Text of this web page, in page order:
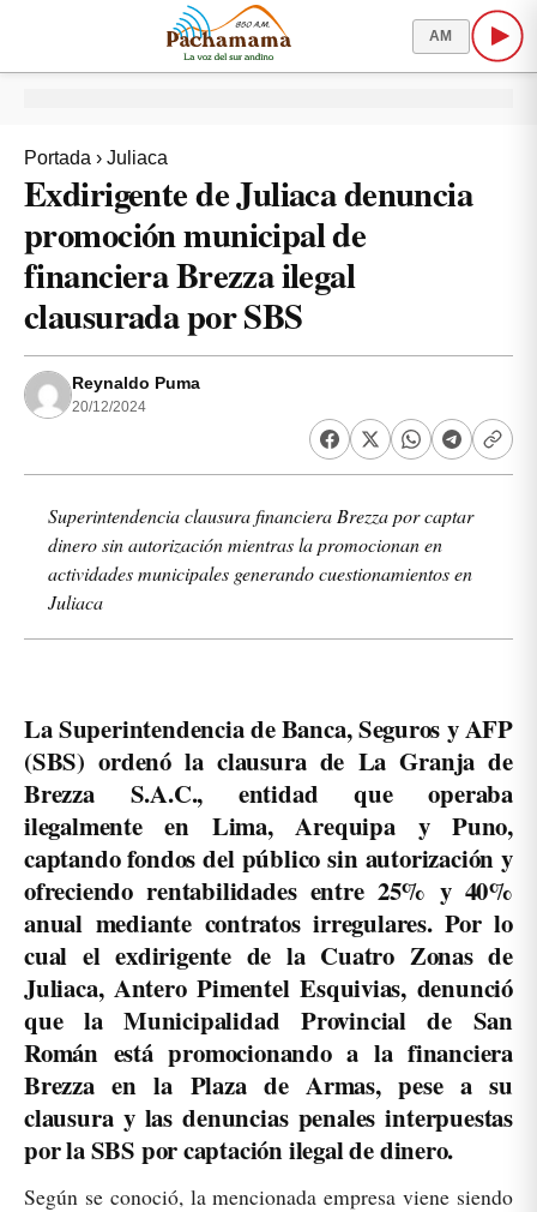
AM
Portada › Juliaca
Exdirigente de Juliaca denuncia
promoción municipal de
financiera Brezza ilegal
clausurada por SBS
Reynaldo Puma
20/12/2024
Superintendencia clausura financiera Brezza por captar
dinero sin autorización mientras la promocionan en
actividades municipales generando cuestionamientos en
Juliaca
La Superintendencia de Banca, Seguros y AFP
(SBS) ordenó la clausura de La Granja de
Brezza S.A.C., entidad que operaba
ilegalmente en Lima, Arequipa y Puno,
captando fondos del público sin autorización y
ofreciendo rentabilidades entre 25% y 40%
anual mediante contratos irregulares. Por lo
cual el exdirigente de la Cuatro Zonas de
Juliaca, Antero Pimentel Esquivias, denunció
que la Municipalidad Provincial de San
Román está promocionando a la financiera
Brezza en la Plaza de Armas, pese a su
clausura y las denuncias penales interpuestas
por la SBS por captación ilegal de dinero.
Según se conoció, la mencionada empresa viene siendo